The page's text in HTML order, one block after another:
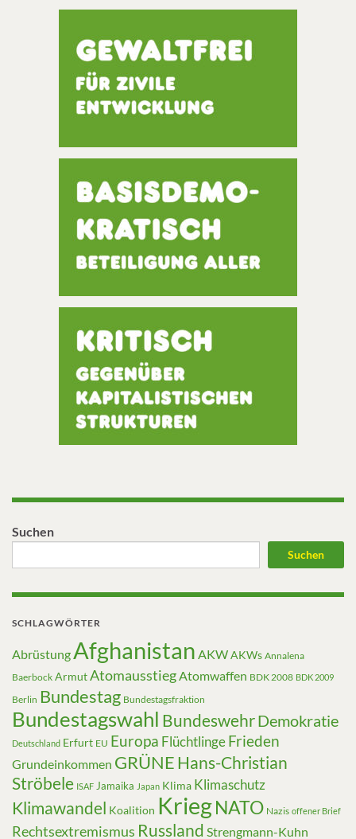
Suchen
Suchen
SCHLAGWÖRTER
AbrüstungAfghanistan AKWAKWs Annalena
Baerbock ArmutAtomausstiegAtomwaffen BDK 2008 BDK 2009
Berlin Bundestag Bundestagsfraktion
Bundestagswahl BundeswehrDemokratie
Deutschland Erfurt EU Europa FlüchtlingeFrieden
Grundeinkommen GRÜNE Hans-Christian
Ströbele ISAF Jamaika Japan Klima Klimaschutz
Klimawandel Koalition KriegNATO Nazis offener Brief
Rechtsextremismus Russland Strengmann-Kuhn